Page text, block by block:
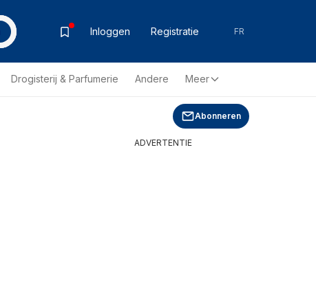
Inloggen Registratie FR
Drogisterij & Parfumerie Andere Meer
Abonneren
ADVERTENTIE